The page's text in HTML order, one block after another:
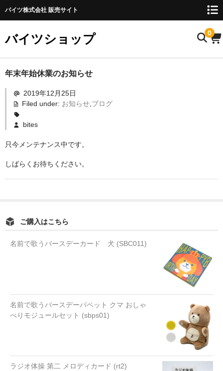
バイツ株式会社 販売サイト
バイツショップ 0
ホーム
商品について
お名前検索
お問い合わせ
年末年始休業のお知らせ
2019年12月25日
Filed under: お知らせ, ブログ
bites
只今メンテナンス中です。
しばらくお待ちください。
ご購入はこちら
名前で歌うバースデーカード 犬 (SBC011)
名前で歌うバースデーパペット クマ おしゃ
べりモジュールセット (sbps01)
ラジオ体操 第二 メロディカード (rt2)